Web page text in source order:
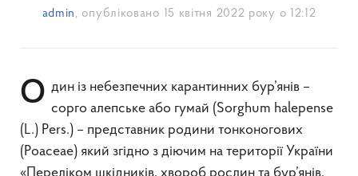
admin , опубліковано 15 квітня 2022 року о 12:12
Один із небезпечних карантинних бур’янів – сорго алепське або гумай (Sorghum halepense
(L.) Pers.) – представник родини тонконогових
(Poaceae) який згідно з діючим на території України